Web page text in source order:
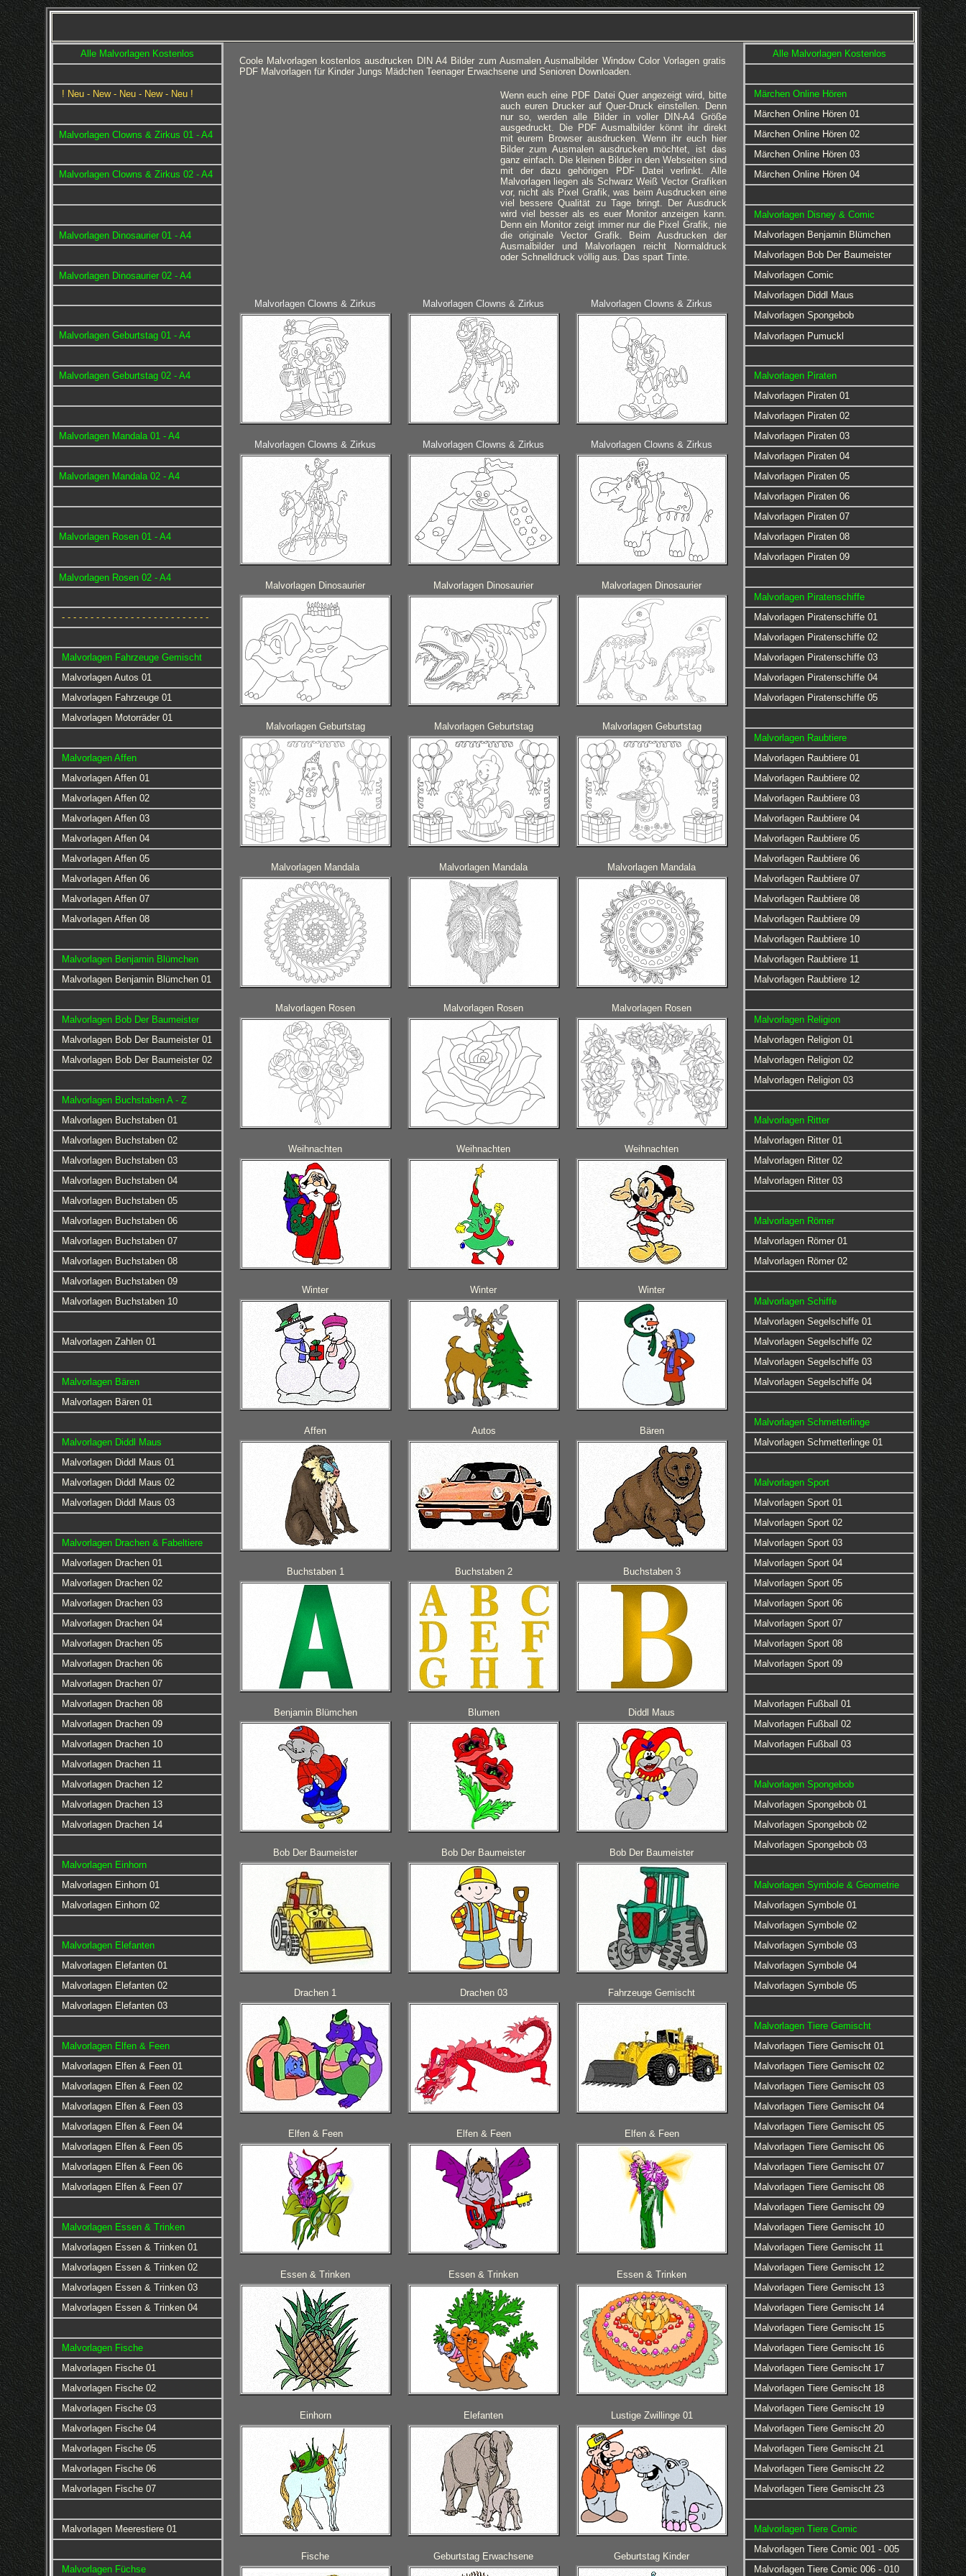
Alle Malvorlagen Kostenlos
! Neu - New - Neu - New - Neu !
Malvorlagen Clowns & Zirkus 01 - A4
Malvorlagen Clowns & Zirkus 02 - A4
Malvorlagen Dinosaurier 01 - A4
Malvorlagen Dinosaurier 02 - A4
Malvorlagen Geburtstag 01 - A4
Malvorlagen Geburtstag 02 - A4
Malvorlagen Mandala 01 - A4
Malvorlagen Mandala 02 - A4
Malvorlagen Rosen 01 - A4
Malvorlagen Rosen 02 - A4
- - - - - - - - - - - - - - - - - - - - - - - - - -
Malvorlagen Fahrzeuge Gemischt
Malvorlagen Autos 01
Malvorlagen Fahrzeuge 01
Malvorlagen Motorräder 01
Malvorlagen Affen
Malvorlagen Affen 01
Malvorlagen Affen 02
Malvorlagen Affen 03
Malvorlagen Affen 04
Malvorlagen Affen 05
Malvorlagen Affen 06
Malvorlagen Affen 07
Malvorlagen Affen 08
Malvorlagen Benjamin Blümchen
Malvorlagen Benjamin Blümchen 01
Malvorlagen Bob Der Baumeister
Malvorlagen Bob Der Baumeister 01
Malvorlagen Bob Der Baumeister 02
Malvorlagen Buchstaben A - Z
Malvorlagen Buchstaben 01
Malvorlagen Buchstaben 02
Malvorlagen Buchstaben 03
Malvorlagen Buchstaben 04
Malvorlagen Buchstaben 05
Malvorlagen Buchstaben 06
Malvorlagen Buchstaben 07
Malvorlagen Buchstaben 08
Malvorlagen Buchstaben 09
Malvorlagen Buchstaben 10
Malvorlagen Zahlen 01
Malvorlagen Bären
Malvorlagen Bären 01
Malvorlagen Diddl Maus
Malvorlagen Diddl Maus 01
Malvorlagen Diddl Maus 02
Malvorlagen Diddl Maus 03
Malvorlagen Drachen & Fabeltiere
Malvorlagen Drachen 01
Malvorlagen Drachen 02
Malvorlagen Drachen 03
Malvorlagen Drachen 04
Malvorlagen Drachen 05
Malvorlagen Drachen 06
Malvorlagen Drachen 07
Malvorlagen Drachen 08
Malvorlagen Drachen 09
Malvorlagen Drachen 10
Malvorlagen Drachen 11
Malvorlagen Drachen 12
Malvorlagen Drachen 13
Malvorlagen Drachen 14
Malvorlagen Einhorn
Malvorlagen Einhorn 01
Malvorlagen Einhorn 02
Malvorlagen Elefanten
Malvorlagen Elefanten 01
Malvorlagen Elefanten 02
Malvorlagen Elefanten 03
Malvorlagen Elfen & Feen
Malvorlagen Elfen & Feen 01
Malvorlagen Elfen & Feen 02
Malvorlagen Elfen & Feen 03
Malvorlagen Elfen & Feen 04
Malvorlagen Elfen & Feen 05
Malvorlagen Elfen & Feen 06
Malvorlagen Elfen & Feen 07
Malvorlagen Essen & Trinken
Malvorlagen Essen & Trinken 01
Malvorlagen Essen & Trinken 02
Malvorlagen Essen & Trinken 03
Malvorlagen Essen & Trinken 04
Malvorlagen Fische
Malvorlagen Fische 01
Malvorlagen Fische 02
Malvorlagen Fische 03
Malvorlagen Fische 04
Malvorlagen Fische 05
Malvorlagen Fische 06
Malvorlagen Fische 07
Malvorlagen Meerestiere 01
Malvorlagen Füchse
Coole Malvorlagen kostenlos ausdrucken DIN A4 Bilder zum Ausmalen Ausmalbilder Window Color Vorlagen gratis
PDF Malvorlagen für Kinder Jungs Mädchen Teenager Erwachsene und Senioren Downloaden.
Wenn euch eine PDF Datei Quer angezeigt wird, bitte
auch euren Drucker auf Quer-Druck einstellen. Denn
nur so, werden alle Bilder in voller DIN-A4 Größe
ausgedruckt. Die PDF Ausmalbilder könnt ihr direkt
mit eurem Browser ausdrucken. Wenn ihr euch hier
Bilder zum Ausmalen ausdrucken möchtet, ist das
ganz einfach. Die kleinen Bilder in den Webseiten sind
mit der dazu gehörigen PDF Datei verlinkt. Alle
Malvorlagen liegen als Schwarz Weiß Vector Grafiken
vor, nicht als Pixel Grafik, was beim Ausdrucken eine
viel bessere Qualität zu Tage bringt. Der Ausdruck
wird viel besser als es euer Monitor anzeigen kann.
Denn ein Monitor zeigt immer nur die Pixel Grafik, nie
die originale Vector Grafik. Beim Ausdrucken der
Ausmalbilder und Malvorlagen reicht Normaldruck
oder Schnelldruck völlig aus. Das spart Tinte.
Malvorlagen Clowns & Zirkus Malvorlagen Clowns & Zirkus Malvorlagen Clowns & Zirkus
Malvorlagen Clowns & Zirkus Malvorlagen Clowns & Zirkus Malvorlagen Clowns & Zirkus
Malvorlagen Dinosaurier Malvorlagen Dinosaurier Malvorlagen Dinosaurier
Malvorlagen Geburtstag Malvorlagen Geburtstag Malvorlagen Geburtstag
Malvorlagen Mandala Malvorlagen Mandala Malvorlagen Mandala
Malvorlagen Rosen Malvorlagen Rosen Malvorlagen Rosen
Weihnachten Weihnachten Weihnachten
Winter Winter Winter
Affen Autos Bären
Buchstaben 1 Buchstaben 2 Buchstaben 3
Benjamin Blümchen Blumen Diddl Maus
Bob Der Baumeister Bob Der Baumeister Bob Der Baumeister
Drachen 1 Drachen 03 Fahrzeuge Gemischt
Elfen & Feen Elfen & Feen Elfen & Feen
Essen & Trinken Essen & Trinken Essen & Trinken
Einhorn Elefanten Lustige Zwillinge 01
Fische Geburtstag Erwachsene Geburtstag Kinder
Alle Malvorlagen Kostenlos
Märchen Online Hören
Märchen Online Hören 01
Märchen Online Hören 02
Märchen Online Hören 03
Märchen Online Hören 04
Malvorlagen Disney & Comic
Malvorlagen Benjamin Blümchen
Malvorlagen Bob Der Baumeister
Malvorlagen Comic
Malvorlagen Diddl Maus
Malvorlagen Spongebob
Malvorlagen Pumuckl
Malvorlagen Piraten
Malvorlagen Piraten 01
Malvorlagen Piraten 02
Malvorlagen Piraten 03
Malvorlagen Piraten 04
Malvorlagen Piraten 05
Malvorlagen Piraten 06
Malvorlagen Piraten 07
Malvorlagen Piraten 08
Malvorlagen Piraten 09
Malvorlagen Piratenschiffe
Malvorlagen Piratenschiffe 01
Malvorlagen Piratenschiffe 02
Malvorlagen Piratenschiffe 03
Malvorlagen Piratenschiffe 04
Malvorlagen Piratenschiffe 05
Malvorlagen Raubtiere
Malvorlagen Raubtiere 01
Malvorlagen Raubtiere 02
Malvorlagen Raubtiere 03
Malvorlagen Raubtiere 04
Malvorlagen Raubtiere 05
Malvorlagen Raubtiere 06
Malvorlagen Raubtiere 07
Malvorlagen Raubtiere 08
Malvorlagen Raubtiere 09
Malvorlagen Raubtiere 10
Malvorlagen Raubtiere 11
Malvorlagen Raubtiere 12
Malvorlagen Religion
Malvorlagen Religion 01
Malvorlagen Religion 02
Malvorlagen Religion 03
Malvorlagen Ritter
Malvorlagen Ritter 01
Malvorlagen Ritter 02
Malvorlagen Ritter 03
Malvorlagen Römer
Malvorlagen Römer 01
Malvorlagen Römer 02
Malvorlagen Schiffe
Malvorlagen Segelschiffe 01
Malvorlagen Segelschiffe 02
Malvorlagen Segelschiffe 03
Malvorlagen Segelschiffe 04
Malvorlagen Schmetterlinge
Malvorlagen Schmetterlinge 01
Malvorlagen Sport
Malvorlagen Sport 01
Malvorlagen Sport 02
Malvorlagen Sport 03
Malvorlagen Sport 04
Malvorlagen Sport 05
Malvorlagen Sport 06
Malvorlagen Sport 07
Malvorlagen Sport 08
Malvorlagen Sport 09
Malvorlagen Fußball 01
Malvorlagen Fußball 02
Malvorlagen Fußball 03
Malvorlagen Spongebob
Malvorlagen Spongebob 01
Malvorlagen Spongebob 02
Malvorlagen Spongebob 03
Malvorlagen Symbole & Geometrie
Malvorlagen Symbole 01
Malvorlagen Symbole 02
Malvorlagen Symbole 03
Malvorlagen Symbole 04
Malvorlagen Symbole 05
Malvorlagen Tiere Gemischt
Malvorlagen Tiere Gemischt 01
Malvorlagen Tiere Gemischt 02
Malvorlagen Tiere Gemischt 03
Malvorlagen Tiere Gemischt 04
Malvorlagen Tiere Gemischt 05
Malvorlagen Tiere Gemischt 06
Malvorlagen Tiere Gemischt 07
Malvorlagen Tiere Gemischt 08
Malvorlagen Tiere Gemischt 09
Malvorlagen Tiere Gemischt 10
Malvorlagen Tiere Gemischt 11
Malvorlagen Tiere Gemischt 12
Malvorlagen Tiere Gemischt 13
Malvorlagen Tiere Gemischt 14
Malvorlagen Tiere Gemischt 15
Malvorlagen Tiere Gemischt 16
Malvorlagen Tiere Gemischt 17
Malvorlagen Tiere Gemischt 18
Malvorlagen Tiere Gemischt 19
Malvorlagen Tiere Gemischt 20
Malvorlagen Tiere Gemischt 21
Malvorlagen Tiere Gemischt 22
Malvorlagen Tiere Gemischt 23
Malvorlagen Tiere Comic
Malvorlagen Tiere Comic 001 - 005
Malvorlagen Tiere Comic 006 - 010